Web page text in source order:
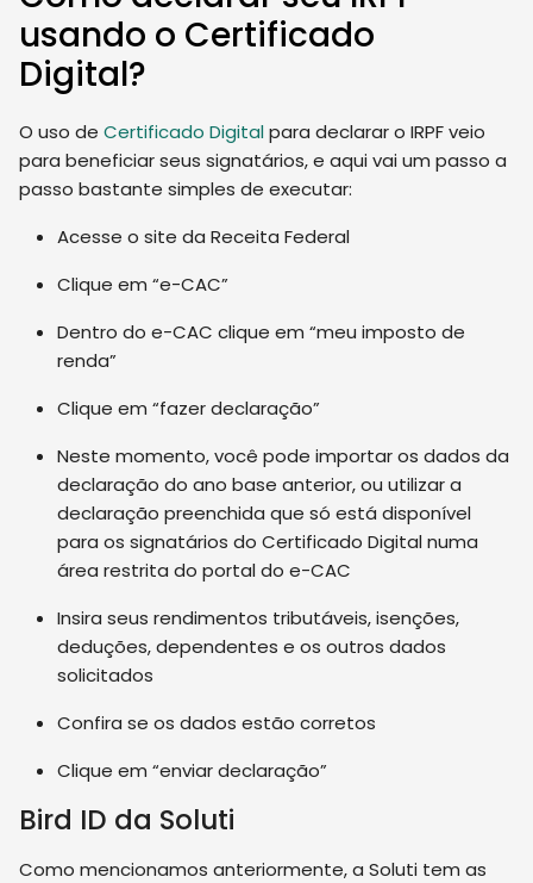
usando o Certificado
Digital?
O uso de Certificado Digitalpara declarar o IRPF veio
para beneficiar seus signatários, e aqui vai um passo a
passo bastante simples de executar:
Acesse o site da Receita Federal
Clique em “e-CAC”
Dentro do e-CAC clique em “meu imposto de
renda”
Clique em “fazer declaração”
Neste momento,você pode importar os dados da
declaração do ano base anterior, ou utilizar a
declaração preenchida que só está disponível
para os signatários do Certificado Digital numa
área restrita do portal do e-CAC
Insira seus rendimentos tributáveis, isenções,
deduções, dependentes e os outros dados
solicitados
Confira se os dados estão corretos
Clique em “enviar declaração”
Bird ID da Soluti
Como mencionamos anteriormente, a Soluti tem as